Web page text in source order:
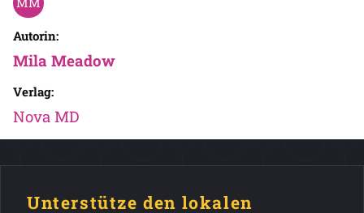
Autorin:
Mila Meadow
Verlag:
Nova MD
Unterstütze den lokalen